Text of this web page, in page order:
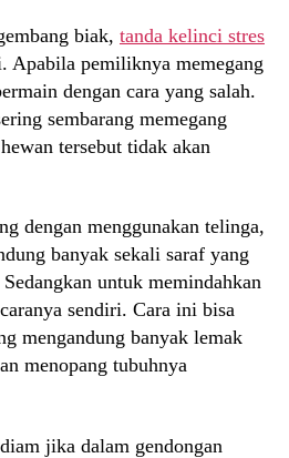
biak, tanda kelinci stres
Apabila pemiliknya memegang
dengan cara yang salah.
sembarang memegang
tersebut tidak akan
dengan menggunakan telinga,
banyak sekali saraf yang
untuk memindahkan
sendiri. Cara ini bisa
mengandung banyak lemak
menopang tubuhnya
jika dalam gendongan